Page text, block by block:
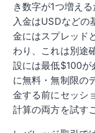
き数字が1つ増え
入金はUSDなどの
金にはスプレッド
わり、これは別途
設には最低$100が
に無料・無制限の
金する前にセッシ
計算の両方を試す